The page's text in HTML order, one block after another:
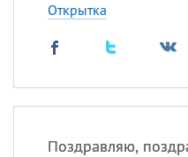
Открытка
Поздравляю,